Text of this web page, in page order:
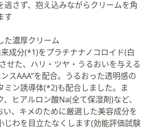
逃さず、抱え込みながらクリームを角
す
た濃厚クリーム
成分(*1)をプラチナナノコロイド(白
せた、ハリ・ツヤ・うるおいを与える
スAAA”を配合。うるおった透明感の
ミン誘導体(*2)も配合しました。ま
ヒアルロン酸Na(全て保湿剤)など、
い、キメのために厳選した美容成分を
じわを目立たなくします(効能評価試験